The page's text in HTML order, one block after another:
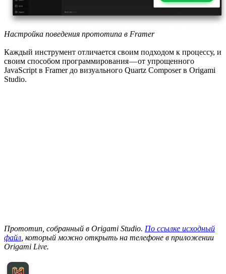
Настройка поведения прототипа в Framer
Каждый инструмент отличается своим подходом к процессу, и
своим способом программирования — от упрощенного
JavaScript в Framer до визуального Quartz Composer в Origami
Studio.
Прототип, собранный в Origami Studio. По ссылке исходный
файл , который можно открыть на телефоне в приложении
Origami Live.